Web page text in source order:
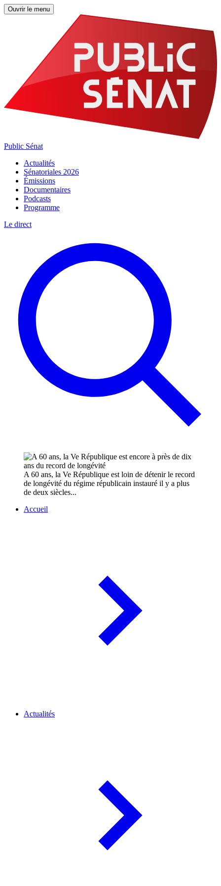
Ouvrir le menu
Public Sénat
Actualités
Sénatoriales 2026
Émissions
Documentaires
Podcasts
Programme
Le direct
A 60 ans, la Ve République est loin de détenir le record
de longévité du régime républicain instauré il y a plus
de deux siècles...
Accueil
Actualités